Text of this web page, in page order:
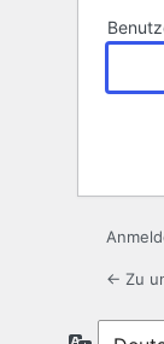
← Zu